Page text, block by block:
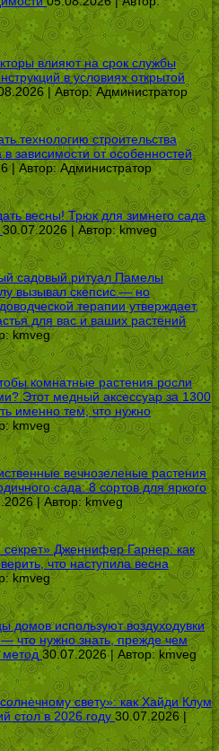
влияют на срок службы
в условиях открытой
| Автор:Администратор
технологию строительства
в зависимости от особенностей
| Автор:Администратор
весны! Трюк для зимнего сада
30.07.2026 | Автор:kmveg
садовый ритуал Памелы
вызывал скепсис — но
терапии утверждает,
для вас и ваших растений
kmveg
комнатные растения росли
Этот медный аксессуар за 1300
именно тем, что нужно
kmveg
вечнозеленые растения
сада: 8 сортов для яркого
| Автор:kmveg
секрет» Дженнифер Гарнер: как
что наступила весна
kmveg
домов используют воздуходувки
что нужно знать, прежде чем
метод 30.07.2026 | Автор:kmveg
свету»: как Хайди Клум
стол в 2026 году 30.07.2026 |